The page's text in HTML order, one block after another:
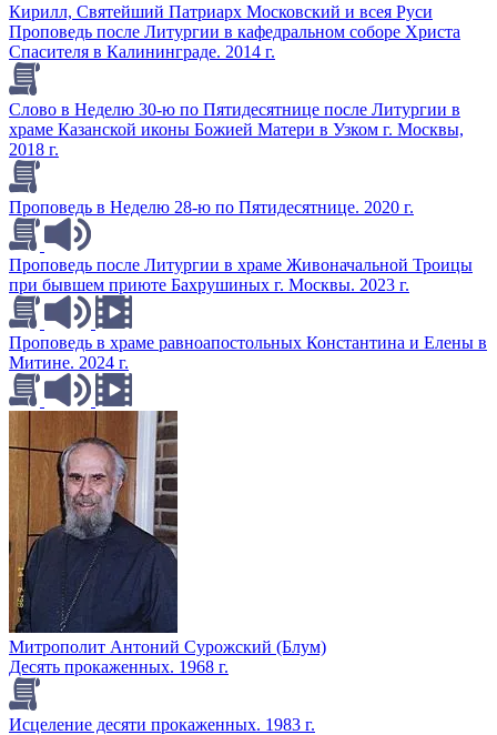
Кирилл, Святейший Патриарх Московский и всея Руси
Проповедь после Литургии в кафедральном соборе Христа
Спасителя в Калининграде. 2014 г.
Слово в Неделю 30-ю по Пятидесятнице после Литургии в
храме Казанской иконы Божией Матери в Узком г. Москвы,
2018 г.
Проповедь в Неделю 28-ю по Пятидесятнице. 2020 г.
Проповедь после Литургии в храме Живоначальной Троицы
при бывшем приюте Бахрушиных г. Москвы. 2023 г.
Проповедь в храме равноапостольных Константина и Елены в
Митине. 2024 г.
Митрополит Антоний Сурожский (Блум)
Десять прокаженных. 1968 г.
Исцеление десяти прокаженных. 1983 г.